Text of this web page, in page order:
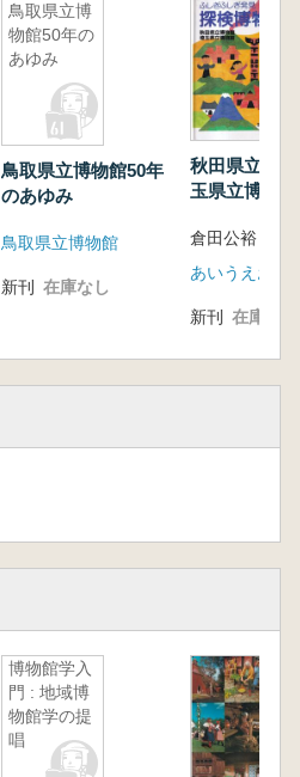
鳥取県立博
物館50年の
あゆみ
鳥取県立博物館50年
のあゆみ
鳥取県立博物館
新刊 在庫なし
秋田県立博
玉県立博物館
倉田公裕 監
あいうえお館
新刊 在庫なし
博物館学入
門 : 地域博
物館学の提
唱